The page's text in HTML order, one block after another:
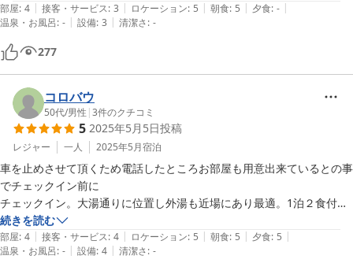
部屋: 4 | 接客・サービス: 3 | ロケーション: 5 | 朝食: 5 | 夕食: - |
温泉・お風呂: - | 設備: 3 | 清潔さ: -
277
コロバウ
50代/男性 |3件のクチコミ
5 2025年5月5日投稿
レジャー 一人 2025年5月宿泊
車を止めさせて頂くため電話したところお部屋も用意出来ているとの事
でチェックイン前に
チェックイン。大湯通りに位置し外湯も近場にあり最適。1泊２食付プ
ランにして夕食はお刺身、巻き寿司、
グラタン、天ぷら、蒸し焼き、魚のホイル焼き、油林鶏唐揚げ、そば、
野沢菜付け、デザート、
続きを読む
部屋: 4 | 接客・サービス: 4 | ロケーション: 5 | 朝食: 5 | 夕食: 5 |
温泉・お風呂: - | 設備: 4 | 清潔さ: -